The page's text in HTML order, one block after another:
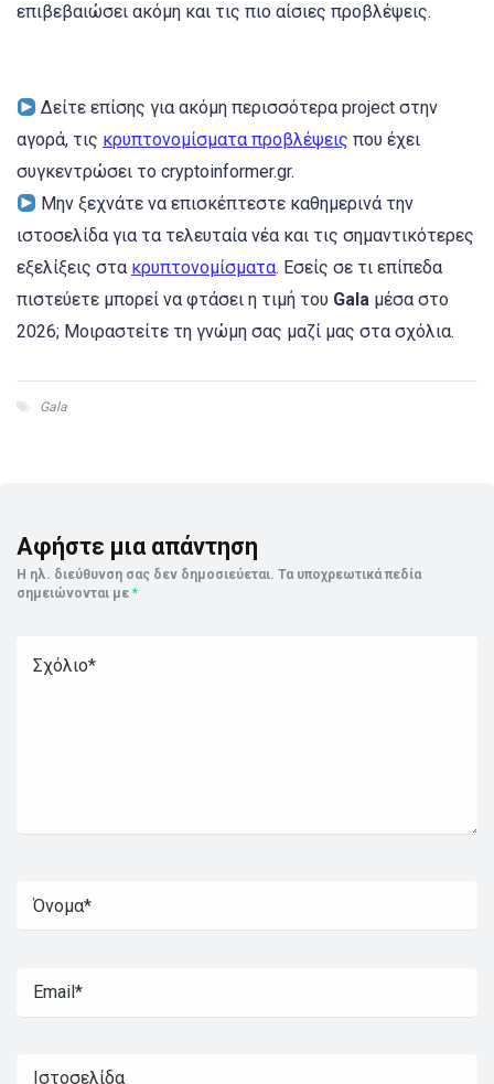
επιβεβαιώσει ακόμη και τις πιο αίσιες προβλέψεις.
Δείτε επίσης για ακόμη περισσότερα project στην
αγορά, τις κρυπτονομίσματα προβλέψεις που έχει
συγκεντρώσει το cryptoinformer.gr.
Μην ξεχνάτε να επισκέπτεστε καθημερινά την
ιστοσελίδα για τα τελευταία νέα και τις σημαντικότερες
εξελίξεις στα κρυπτονομίσματα. Εσείς σε τι επίπεδα
πιστεύετε μπορεί να φτάσει η τιμή του Gala μέσα στο
2026; Μοιραστείτε τη γνώμη σας μαζί μας στα σχόλια.
Gala
Αφήστε μια απάντηση
Η ηλ. διεύθυνση σας δεν δημοσιεύεται. Τα υποχρεωτικά πεδία
σημειώνονται με *